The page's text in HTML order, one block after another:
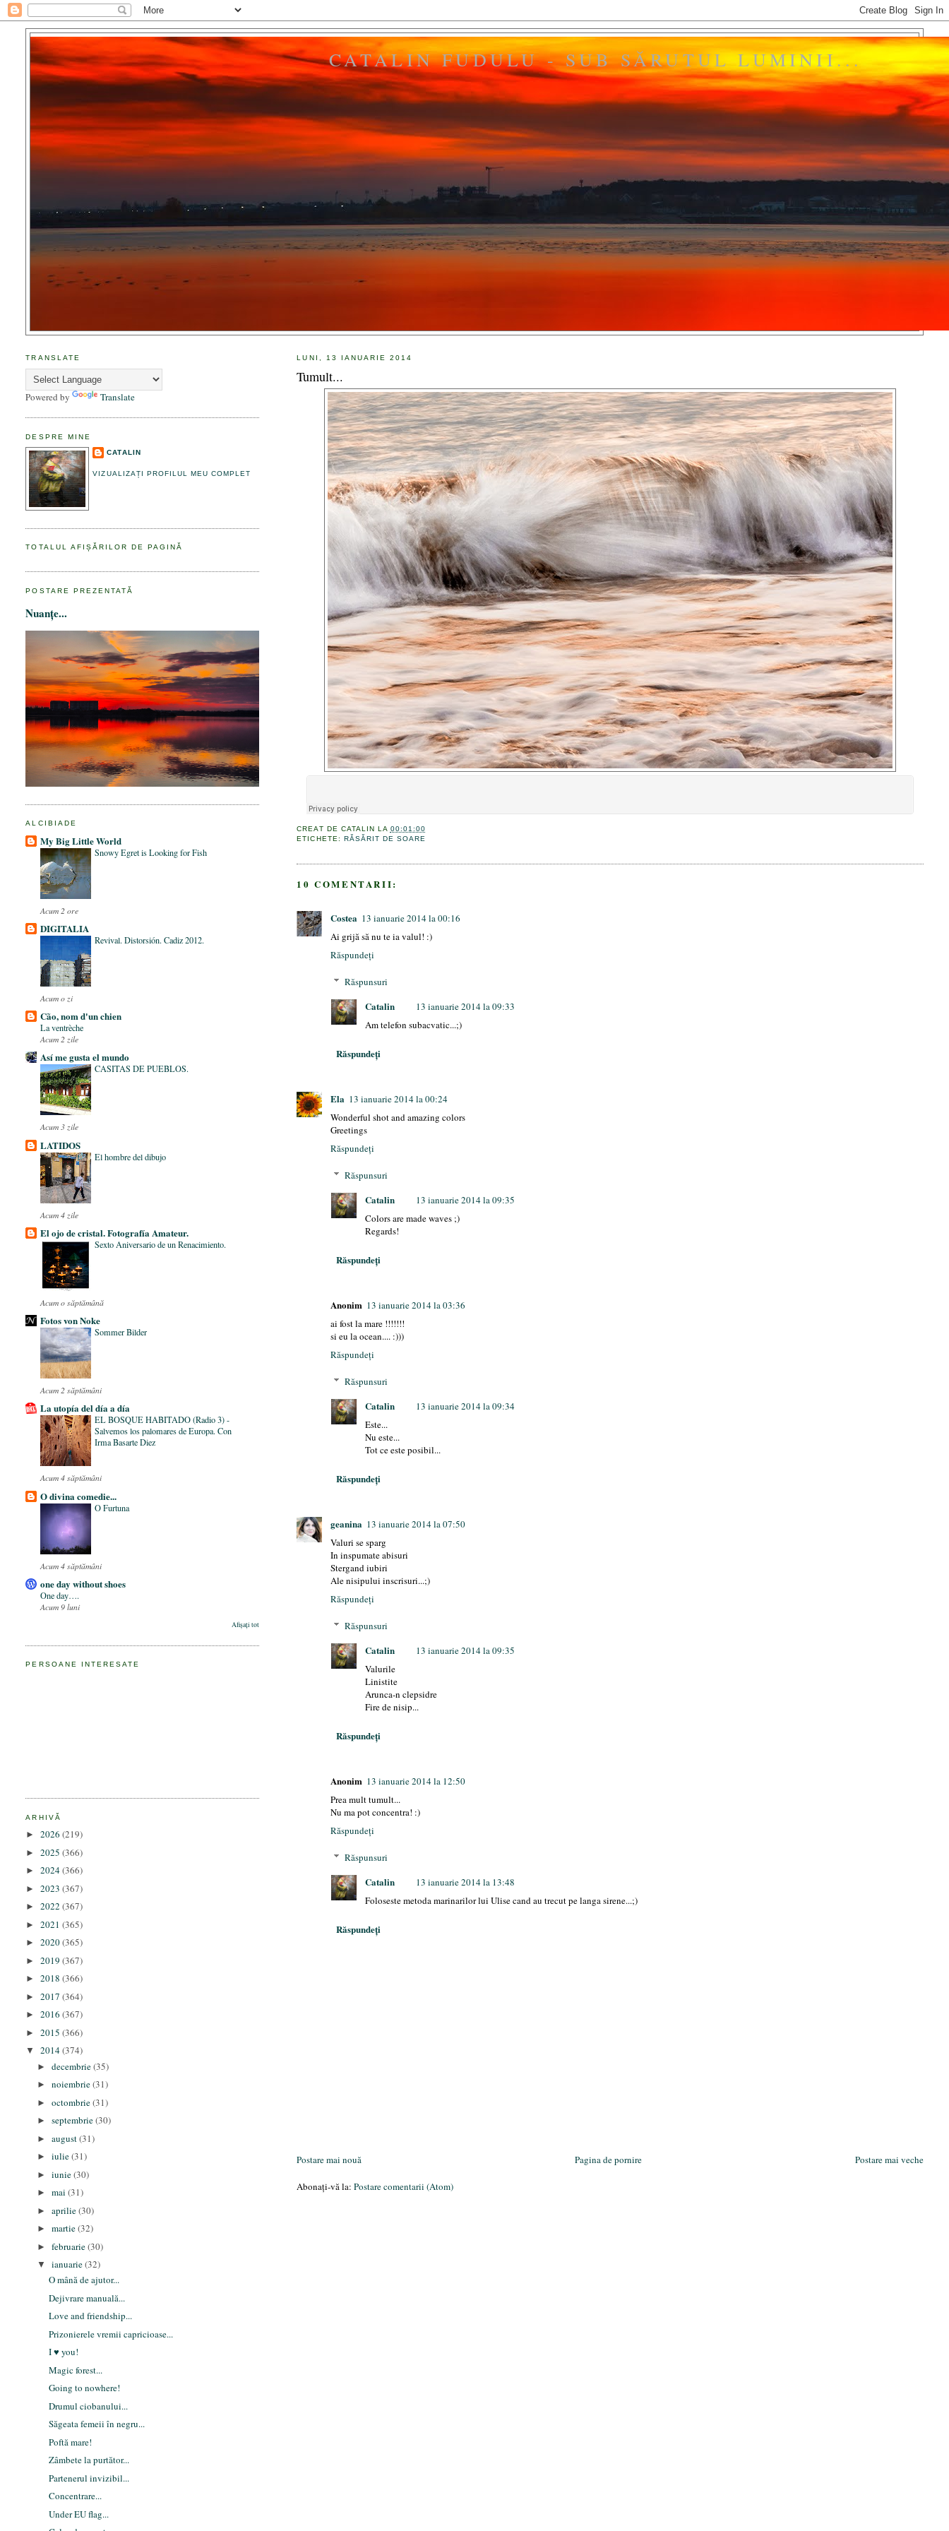
CATALIN FUDULU - SUB SĂRUTUL LUMINII...
LUNI, 13 IANUARIE 2014
Tumult...
CREAT DE CATALIN LA 00:01:00
ETICHETE:
RĂSĂRIT DE SOARE
10 COMENTARII:
Costea 13 ianuarie 2014 la 00:16
Ai grijă să nu te ia valul! :)
Răspundeți
Răspunsuri
Catalin
13 ianuarie 2014 la 09:33
Am telefon subacvatic...;)
Răspundeți
Ela 13 ianuarie 2014 la 00:24
Wonderful shot and amazing colors
Greetings
Răspundeți
Răspunsuri
Catalin
13 ianuarie 2014 la 09:35
Colors are made ​​waves ;)
Regards!
Răspundeți
Anonim 13 ianuarie 2014 la 03:36
ai fost la mare !!!!!!!
si eu la ocean.... :)))
Răspundeți
Răspunsuri
Catalin
13 ianuarie 2014 la 09:34
Este...
Nu este...
Tot ce este posibil...
Răspundeți
geanina 13 ianuarie 2014 la 07:50
Valuri se sparg
In inspumate abisuri
Stergand iubiri
Ale nisipului inscrisuri...;)
Răspundeți
Răspunsuri
Catalin
13 ianuarie 2014 la 09:35
Valurile
Linistite
Arunca-n clepsidre
Fire de nisip...
Răspundeți
Anonim 13 ianuarie 2014 la 12:50
Prea mult tumult...
Nu ma pot concentra! :)
Răspundeți
Răspunsuri
Catalin
13 ianuarie 2014 la 13:48
Foloseste metoda marinarilor lui Ulise cand au trecut pe langa sirene...;)
Răspundeți
Postare mai nouă Postare mai veche
Pagina de pornire
Abonați-vă la:Postare comentarii (Atom)
TRANSLATE
Powered by Translate
DESPRE MINE
CATALIN
VIZUALIZAȚI PROFILUL MEU COMPLET
TOTALUL AFIȘĂRILOR DE PAGINĂ
POSTARE PREZENTATĂ
Nuanțe...
ALCIBIADE
My Big Little World
Snowy Egret is Looking for Fish
Acum 2 ore
DIGITALIA
Revival. Distorsión. Cadiz 2012.
Acum o zi
Cão, nom d'un chien
La ventrèche
Acum 2 zile
Así me gusta el mundo
CASITAS DE PUEBLOS.
Acum 3 zile
LATIDOS
El hombre del dibujo
Acum 4 zile
El ojo de cristal. Fotografía Amateur.
Sexto Aniversario de un Renacimiento.
Acum o săptămână
Fotos von Noke
Sommer Bilder
Acum 2 săptămâni
La utopía del día a día
EL BOSQUE HABITADO (Radio 3) -
Salvemos los palomares de Europa. Con
Irma Basarte Diez
Acum 4 săptămâni
O divina comedie...
O Furtuna
Acum 4 săptămâni
one day without shoes
One day….
Acum 9 luni
Afișați tot
PERSOANE INTERESATE
ARHIVĂ
►2026(219)
►2025(366)
►2024(366)
►2023(367)
►2022(367)
►2021(365)
►2020(365)
►2019(367)
►2018(366)
►2017(364)
►2016(367)
►2015(366)
▼2014(374)
►decembrie(35)
►noiembrie(31)
►octombrie(31)
►septembrie(30)
►august(31)
►iulie(31)
►iunie(30)
►mai(31)
►aprilie(30)
►martie(32)
►februarie(30)
▼ianuarie(32)
O mână de ajutor...
Dejivrare manuală...
Love and friendship...
Prizonierele vremii capricioase...
I ♥ you!
Magic forest...
Going to nowhere!
Drumul ciobanului...
Săgeata femeii în negru...
Poftă mare!
Zâmbete la purtător...
Partenerul invizibil...
Concentrare...
Under EU flag...